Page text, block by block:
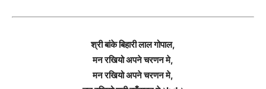
श्री बांके बिहारी लाल गोपाल,
मन रखियो अपने चरणन मे,
मन रखियो अपने चरणन मे,